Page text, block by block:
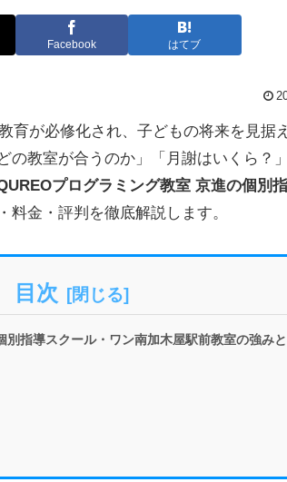
Facebook はてブ
育が必修化され、子どもの将来を見据
教室が合うのか」「月謝はいくら？
プログラミング教室 京進の個別
料金・評判を徹底解説します。
目次
指導スクール・ワン南加木屋駅前教室の強み